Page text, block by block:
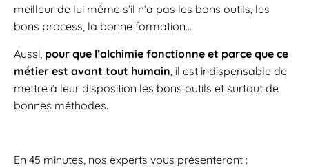
meilleur de lui même s’il n’a pas les bons outils, les
bons process, la bonne formation…
Aussi, pour que l’alchimie fonctionne et parce que ce
métier est avant tout humain , il est indispensable de
mettre à leur disposition les bons outils et surtout de
bonnes méthodes.
En 45 minutes, nos experts vous présenteront :